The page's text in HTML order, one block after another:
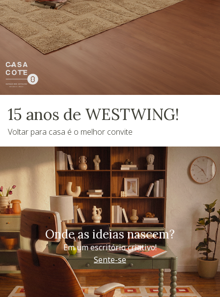
15 anos de WESTWING!
Voltar para casa é o melhor convite
Onde as ideias nascem?
Em um escritório criativo!
Sente-se